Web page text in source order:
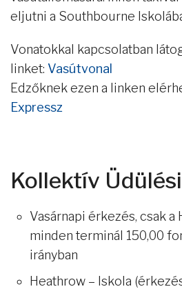
eljutni a Southbourne
Vonatokkal kapcsolatban
linket: Vasútvonal
Edzőknek ezen a linken
Expressz
Kollektív
Vasárnapi érkezés, csak
minden terminál 150,00
irányban
Heathrow – Iskola